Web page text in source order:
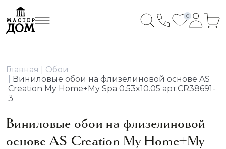
0
Главная
Обои
Виниловые обои на флизелиновой основе AS
Creation My Home+My Spa 0.53x10.05 арт.CR38691-
3
Виниловые обои на флизелиновой
основе AS Creation My Home+My